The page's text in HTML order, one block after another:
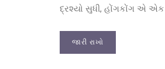
દ્રશ્યો સુધી, હોંગકોંગ એ
જારી રાખો